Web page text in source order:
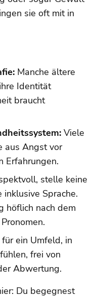
sie oft mit in
Manche ältere
Identität
braucht
Viele
aus Angst vor
Erfahrungen.
stelle keine
Sprache.
höflich nach dem
für ein Umfeld, in
frei von
Abwertung.
Du begegnest